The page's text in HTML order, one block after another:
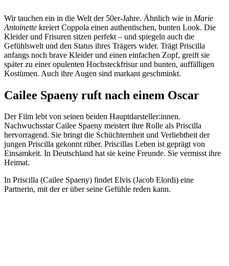
Wir tauchen ein in die Welt der 50er-Jahre. Ähnlich wie in Marie
Antoinette kreiert Coppola einen authentischen, bunten Look. Die
Kleider und Frisuren sitzen perfekt – und spiegeln auch die
Gefühlswelt und den Status ihres Trägers wider. Trägt Priscilla
anfangs noch brave Kleider und einen einfachen Zopf, greift sie
später zu einer opulenten Hochsteckfrisur und bunten, auffälligen
Kostümen. Auch ihre Augen sind markant geschminkt.
Cailee Spaeny ruft nach einem Oscar
Der Film lebt von seinen beiden Hauptdarsteller:innen.
Nachwuchsstar Cailee Spaeny meistert ihre Rolle als Priscilla
hervorragend. Sie bringt die Schüchternheit und Verliebtheit der
jungen Priscilla gekonnt rüber. Priscillas Leben ist geprägt von
Einsamkeit. In Deutschland hat sie keine Freunde. Sie vermisst ihre
Heimat.
In Priscilla (Cailee Spaeny) findet Elvis (Jacob Elordi) eine
Partnerin, mit der er über seine Gefühle reden kann.